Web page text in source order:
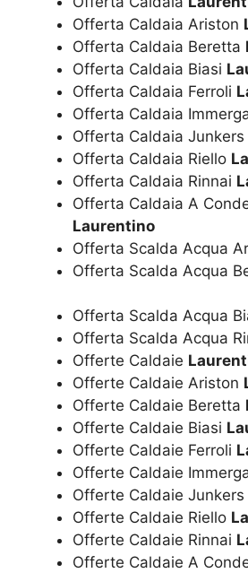
Offerta Caldaia Ariston
Offerta Caldaia Beretta
Offerta Caldaia Biasi
Offerta Caldaia Ferroli
Offerta Caldaia
Offerta Caldaia Junkers
Offerta Caldaia Riello
Offerta Caldaia Rinnai
Offerta Caldaia A
Laurentino
Offerta Scalda Acqua
Offerta Scalda Acqua
Offerta Scalda Acqua
Offerta Scalda Acqua
Offerte Caldaie
Offerte Caldaie Ariston
Offerte Caldaie Beretta
Offerte Caldaie Biasi
Offerte Caldaie Ferroli
Offerte Caldaie
Offerte Caldaie Junkers
Offerte Caldaie Riello
Offerte Caldaie Rinnai
Offerte Caldaie A